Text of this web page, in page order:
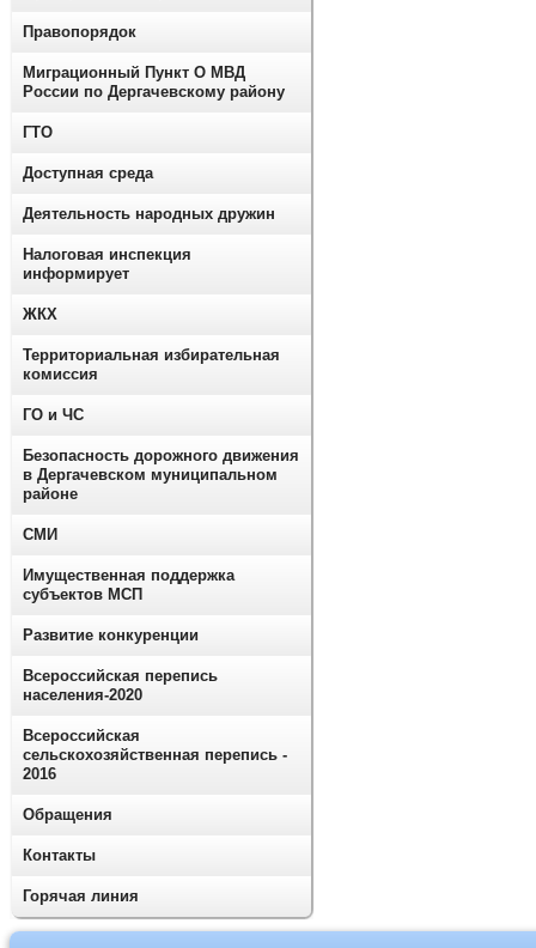
Правопорядок
Миграционный Пункт О МВД
России по Дергачевскому району
ГТО
Доступная среда
Деятельность народных дружин
Налоговая инспекция
информирует
ЖКХ
Территориальная избирательная
комиссия
ГО и ЧС
Безопасность дорожного движения
в Дергачевском муниципальном
районе
СМИ
Имущественная поддержка
субъектов МСП
Развитие конкуренции
Всероссийская перепись
населения-2020
Всероссийская
сельскохозяйственная перепись -
2016
Обращения
Контакты
Горячая линия